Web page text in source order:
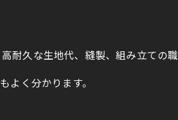
耐久な生地代、縫製、組み立ての
よく分かります。